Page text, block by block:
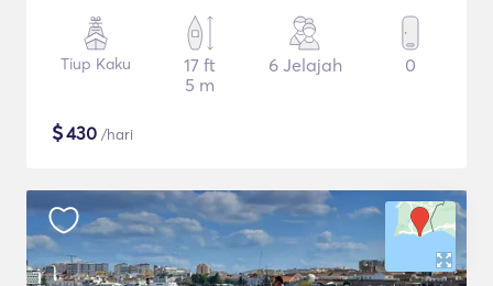
Tiup Kaku
17 ft
5 m
6 Jelajah 0
$430 /hari